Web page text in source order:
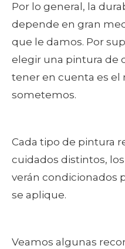
Por lo general, la
depende en gran
que le damos. Por
elegir una pintura de
tener en cuenta es
sometemos.
Cada tipo de pintura
cuidados distintos, los
verán condicionados
se aplique.
Veamos algunas